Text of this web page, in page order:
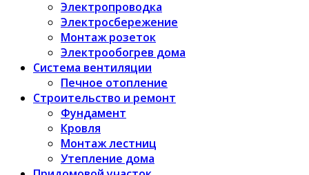
Электропроводка
Электросбережение
Монтаж розеток
Электрообогрев дома
Система вентиляции
Печное отопление
Строительство и ремонт
Фундамент
Кровля
Монтаж лестниц
Утепление дома